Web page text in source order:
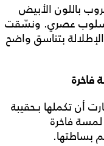
باللون الأبيض
عصري. ونسّقت
بتناسق واضح
فاخرة
أن تكملها بـحقيبة
فاخرة
بساطتها.